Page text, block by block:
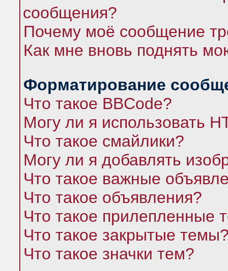
сообщения?
Почему моё сообщение
Как мне вновь поднять
Форматирование
Что такое BBCode?
Могу ли я использовать
Что такое смайлики?
Могу ли я добавлять
Что такое важные
Что такое объявления?
Что такое прилепленные
Что такое закрытые
Что такое значки тем?